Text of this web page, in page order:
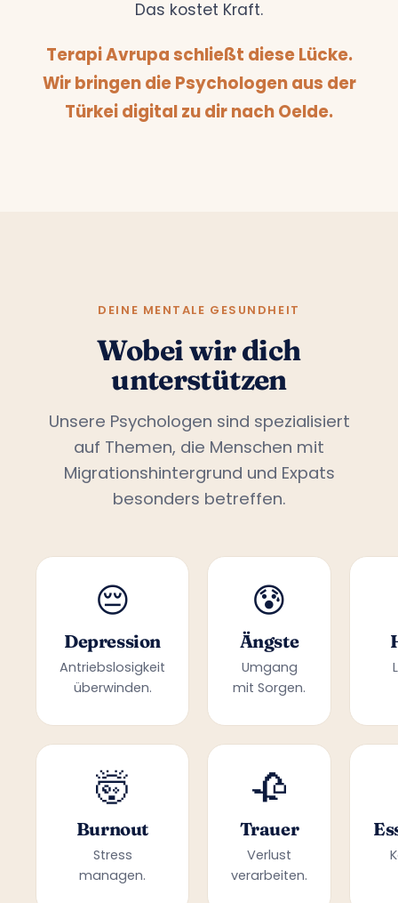
Das kostet Kraft.
Terapi Avrupa schließt diese Lücke.
Wir bringen die Psychologen aus der
Türkei digital zu dir nach Oelde.
DEINE MENTALE GESUNDHEIT
Wobei wir dich
unterstützen
Unsere Psychologen sind spezialisiert
auf Themen, die Menschen mit
Migrationshintergrund und Expats
besonders betreffen.
😔
Depression
Antriebslosigkeit
überwinden.
😰
Ängste
Umgang
mit Sorgen.
🤯
Burnout
Stress
managen.
🥀
Trauer
Verlust
verarbeiten.